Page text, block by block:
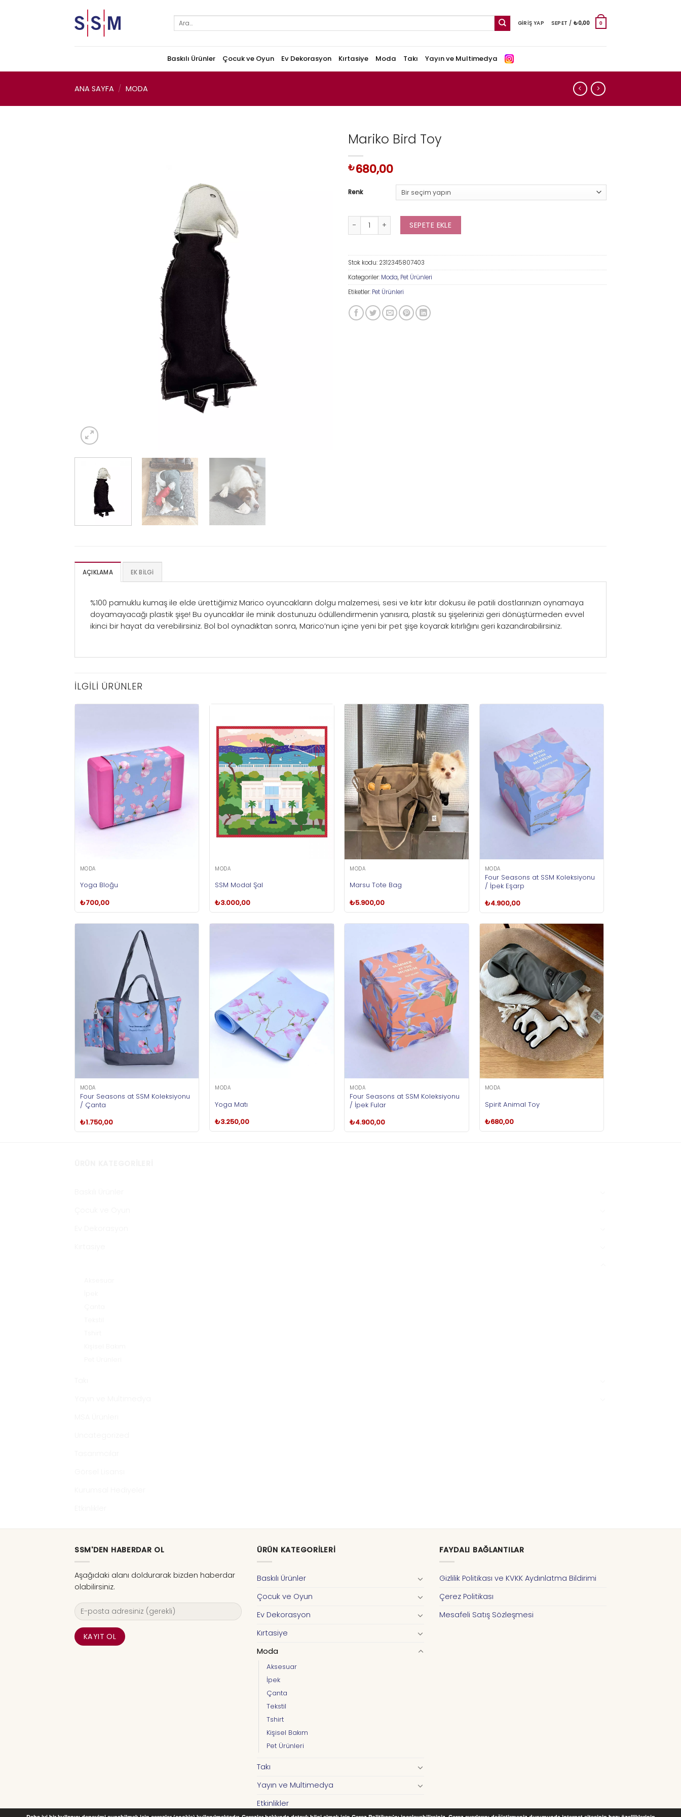
Ara:
GIRIŞ YAP SEPET / ₺0,00 0
Baskılı Ürünler Çocuk ve Oyun Ev Dekorasyon Kırtasiye Moda Takı Yayın ve Multimedya
ANA SAYFA / MODA
Mariko Bird Toy
₺680,00
Renk
Mariko Bird Toy adetSEPETE EKLE
Stok kodu: 2312345807403
Kategoriler: Moda, Pet Ürünleri
Etiketler: Pet Ürünleri
AÇIKLAMA EK BILGI
%100 pamuklu kumaş ile elde ürettiğimiz Marico oyuncakların dolgu malzemesi, sesi ve kıtır kıtır dokusu ile patili dostlarınızın oynamaya
doyamayacağı plastik şişe! Bu oyuncaklar ile minik dostunuzu ödüllendirmenin yanısıra, plastik su şişelerinizi geri dönüştürmeden evvel
ikinci bir hayat da verebilirsiniz. Bol bol oynadıktan sonra, Marico’nun içine yeni bir pet şişe koyarak kıtırlığını geri kazandırabilirsiniz.
İLGILI ÜRÜNLER
MODA
Yoga Bloğu
₺700,00
MODA
SSM Modal Şal
₺3.000,00
MODA
Marsu Tote Bag
₺5.900,00
MODA
Four Seasons at SSM Koleksiyonu
/ İpek Eşarp
₺4.900,00
MODA
Four Seasons at SSM Koleksiyonu
/ Çanta
₺1.750,00
MODA
Yoga Matı
₺3.250,00
MODA
Four Seasons at SSM Koleksiyonu
/ İpek Fular
₺4.900,00
MODA
Spirit Animal Toy
₺680,00
SSM'DEN HABERDAR OL
Aşağıdaki alanı doldurarak bizden haberdar
olabilirsiniz.
ÜRÜN KATEGORILERI
Baskılı Ürünler
Çocuk ve Oyun
Ev Dekorasyon
Kırtasiye
Moda
Aksesuar
İpek
Çanta
Tekstil
Tshirt
Kişisel Bakım
Pet Ürünleri
Takı
Yayın ve Multimedya
Etkinlikler
FAYDALI BAĞLANTILAR
Gizlilik Politikası ve KVKK Aydınlatma Bildirimi
Çerez Politikası
Mesafeli Satış Sözleşmesi